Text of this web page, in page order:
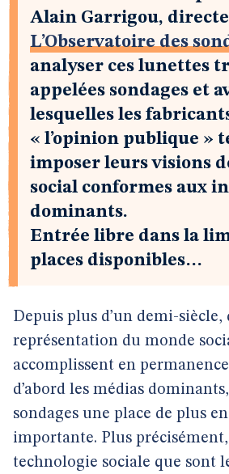
Alain Garrigou,
L’Observatoire des
analyser ces lunettes
appelées sondages et
lesquelles les
« l’opinion publique »
imposer leurs visions
social conformes aux
dominants.
Entrée libre dans la
places disponibles…
Depuis plus d’un demi-
représentation du monde
accomplissent en
d’abord les médias
sondages une place de plus
importante. Plus
technologie sociale que sont